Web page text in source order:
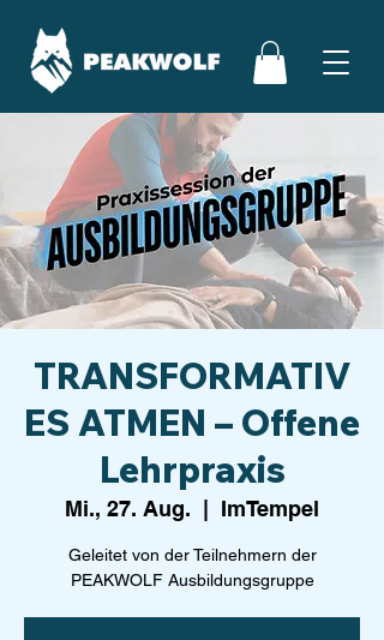
TRANSFORMATIV
ES ATMEN – Offene
Lehrpraxis
Mi., 27. Aug.
  |
ImTempel
Geleitet von der Teilnehmern der
PEAKWOLF Ausbildungsgruppe